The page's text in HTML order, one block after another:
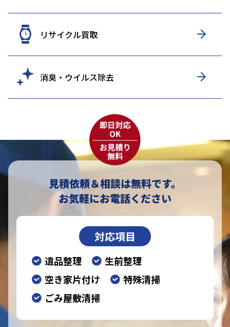
リサイクル買取
消臭・ウイルス除去
見積依頼＆相談は無料です。
お気軽にお電話ください
対応項目
遺品整理
生前整理
空き家片付け
特殊清掃
ごみ屋敷清掃